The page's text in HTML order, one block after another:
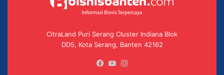
CitraLand Puri Serang Cluster Indiana Blok
DD5, Kota Serang, Banten 42162
Facebook
YouTube